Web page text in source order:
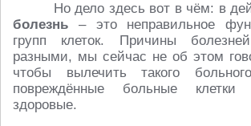
Но дело здесь вот в чём: в
болезнь – это неправильное
групп клеток. Причины
разными, мы сейчас не об этом
чтобы вылечить такого
повреждённые больные
здоровые.